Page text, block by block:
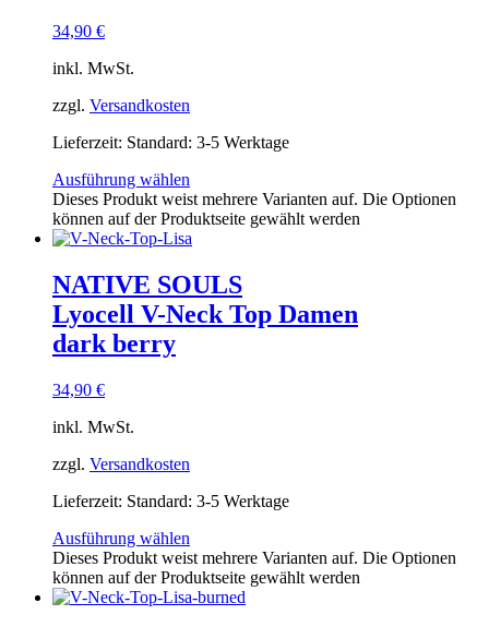
34,90 €
inkl. MwSt.
zzgl. Versandkosten
Lieferzeit: Standard: 3-5 Werktage
Ausführung wählen
Dieses Produkt weist mehrere Varianten auf. Die Optionen
können auf der Produktseite gewählt werden
NATIVE SOULS
Lyocell V-Neck Top Damen
dark berry
34,90 €
inkl. MwSt.
zzgl. Versandkosten
Lieferzeit: Standard: 3-5 Werktage
Ausführung wählen
Dieses Produkt weist mehrere Varianten auf. Die Optionen
können auf der Produktseite gewählt werden